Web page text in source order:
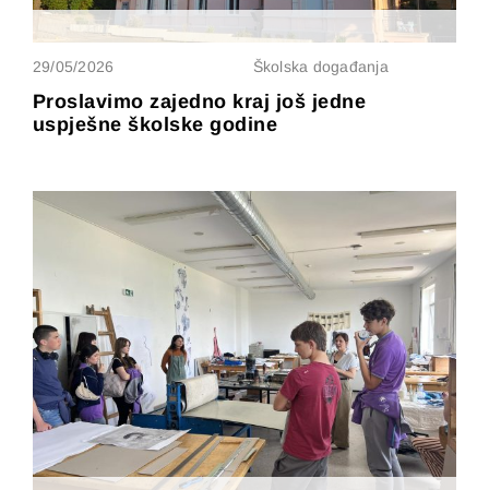
29/05/2026 Školska događanja
Proslavimo zajedno kraj još jedne
uspješne školske godine